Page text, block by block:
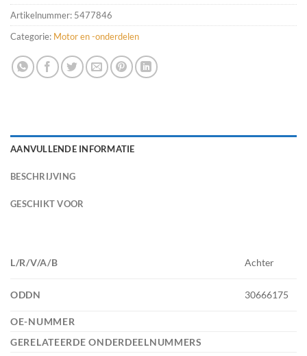
Artikelnummer: 5477846
Categorie: Motor en -onderdelen
AANVULLENDE INFORMATIE
BESCHRIJVING
GESCHIKT VOOR
L/R/V/A/B Achter
ODDN 30666175
OE-NUMMER
GERELATEERDE ONDERDEELNUMMERS